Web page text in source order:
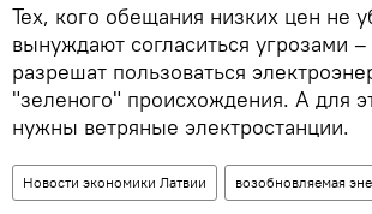
Тех, кого обещания низких цен не
вынуждают согласиться угрозами
разрешат пользоваться
"зеленого" происхождения. А для
нужны ветряные электростанции.
Новости экономики Латвии возобновляемая